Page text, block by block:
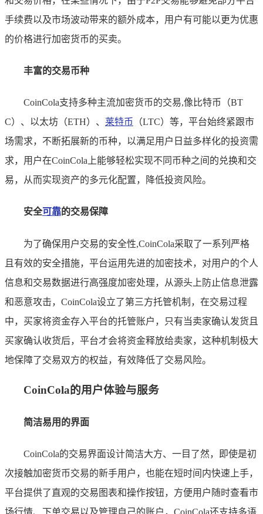
手续费以及市场波动带来的额外成本，用户有可能以更为优惠
的价格进行加密货币的买卖。
丰富的交易币种
CoinCola支持多种主流加密货币的交易,像比特币（BT
C）、以太坊（ETH）、 莱特币
（LTC）等，平台始终紧跟市
场需求，不断拓展新的币种，以满足用户日益多样化的投资需
求，用户在CoinCola上能够轻松实现不同币种之间的兑换和交
易，从而实现资产的多元化配置，降低投资风险。
安全可靠的交易保障
为了确保用户交易的安全性,CoinCola采取了一系列严格
且有效的安全措施，平台运用先进的加密技术，对用户的个人
信息和交易数据进行高强度加密处理，从源头上防止信息泄露
和恶意攻击，CoinCola设立了第三方托管机制，在交易过程
中，买家将资金存入平台的托管账户，只有当卖家确认发货且
买家确认收货后，平台才会将资金释放给卖家，这种机制极大
地保障了交易双方的权益，有效降低了交易风险。
CoinCola的用户体验与服务
简洁易用的界面
CoinCola的交易界面设计简洁大方、一目了然，即使是初
次接触加密货币交易的新手用户，也能在短时间内快速上手，
平台提供了直观的交易图表和操作按钮，方便用户随时查看市
场行情、下单交易以及管理自己的账户，CoinCola还支持多语